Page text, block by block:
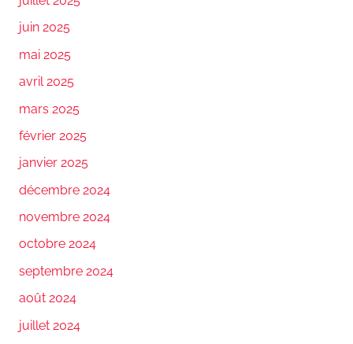
juin 2025
mai 2025
avril 2025
mars 2025
février 2025
janvier 2025
décembre 2024
novembre 2024
octobre 2024
septembre 2024
août 2024
juillet 2024